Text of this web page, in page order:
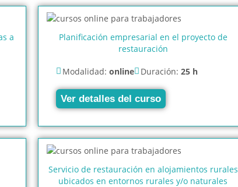
a
Planificación empresarial en el proyecto de
restauración
Modalidad: online Duración: 25 h
Ver detalles del curso
Servicio de restauración en alojamientos rurales
ubicados en entornos rurales y/o naturales